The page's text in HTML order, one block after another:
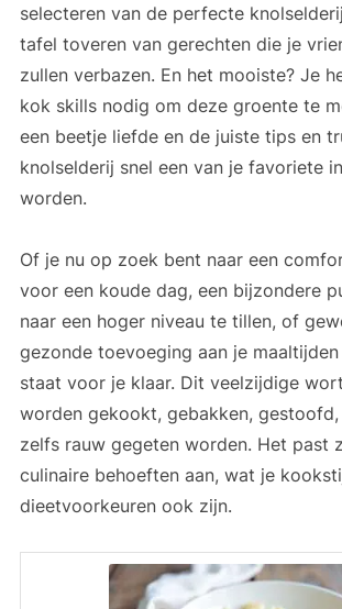
selecteren van de perfecte
tafel toveren van gerechten die je
zullen verbazen. En het mooiste? Je
kok skills nodig om deze groente te
een beetje liefde en de juiste tips en
knolselderij snel een van je favoriete
worden.
Of je nu op zoek bent naar een
voor een koude dag, een bijzondere
naar een hoger niveau te tillen, of
gezonde toevoeging aan je
staat voor je klaar. Dit veelzijdige
worden gekookt, gebakken,
zelfs rauw gegeten worden. Het past
culinaire behoeften aan, wat je
dieetvoorkeuren ook zijn.